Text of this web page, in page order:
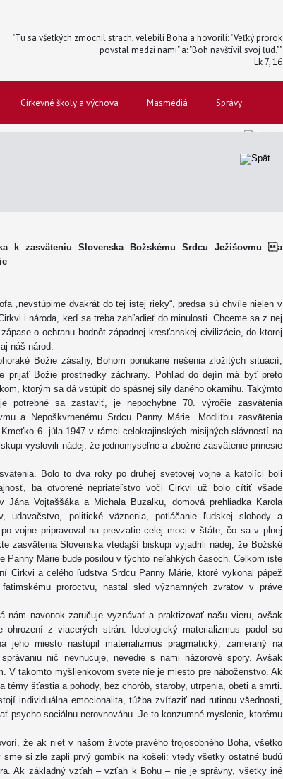
"Tu sa všetkých zmocnil strach, velebili Boha a hovorili: "Veľký prorok
povstal medzi nami" a: "Boh navštívil svoj ľud.""
Lk 7, 16
Cirkevné školy a výchova Masmédiá Správy
k zasväteniu Slovenska Božskému Srdcu Ježišovmu a
„nevstúpime dvakrát do tej istej rieky“, predsa sú chvíle nielen v
i národa, keď sa treba zahľadieť do minulosti. Chceme sa z nej
o ochranu hodnôt západnej kresťanskej civilizácie, do ktorej
náš národ.
Božie zásahy, Bohom ponúkané riešenia zložitých situácií,
prijať Božie prostriedky záchrany. Pohľad do dejín má byť preto
ktorým sa dá vstúpiť do spásnej sily daného okamihu. Takýmto
potrebné sa zastaviť, je nepochybne 70. výročie zasvätenia
a Nepoškvrnenému Srdcu Panny Márie. Modlitbu zasvätenia
6. júla 1947 v rámci celokrajinských mi­sijných slávností na
vyslovili nádej, že jedno­myseľné a zbožné zasvätenie prinesie
Bolo to dva roky po druhej svetovej vojne a katolíci boli
ba otvorené nepriateľstvo voči Cirkvi už bolo cítiť všade
Jána Vojtaššáka a Michala Buzalku, domová prehliadka Karola
udavačstvo, politické väznenia, potláčanie ľudskej slobody a
vojne pripravoval na prevzatie celej moci v štáte, čo sa v plnej
zasvätenia Slovenska vtedajší biskupi vyjadrili nádej, že Božské
Panny Márie bude posilou v týchto neľahkých časoch. Celkom iste
Cirkvi a celého ľudstva Srdcu Panny Márie, ktoré vykonal pápež
proroctvu, nastal sled významných zvratov v práve
nám navonok zaručuje vyznávať a praktizovať našu vieru, avšak
z viacerých strán. Ideologický materializmus padol so
jeho miesto nastúpil materializmus pragmatický, zameraný na
nič nevnucuje, nevedie s nami názorové spory. Avšak
V takomto myšlienkovom svete nie je miesto pre náboženstvo. Ak
témy šťastia a pohody, bez chorôb, staroby, utrpenia, obeti a smrti.
individuálna emocionalita, túžba zvíťaziť nad rutinou všednosti,
psycho-sociálnu nerovnováhu. Je to konzumné myslenie, ktorému
že ak niet v našom živote pravého trojosobného Boha, všetko
sme si zle zapli prvý gombík na košeli: vtedy všetky ostatné budú
Ak základný vzťah – vzťah k Bohu – nie je správny, všetky iné